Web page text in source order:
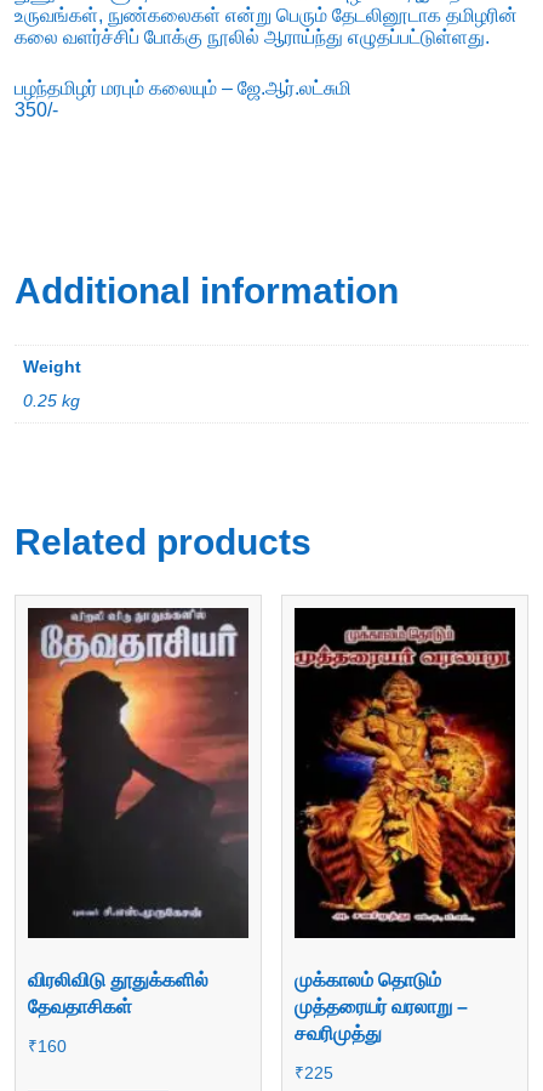
உருவங்கள், நுண்கலைகள் என்று பெரும் தேடலினூடாக தமிழரின்
கலை வளர்ச்சிப் போக்கு நூலில் ஆராய்ந்து எழுதப்பட்டுள்ளது.
பழந்தமிழர் மரபும் கலையும் – ஜே.ஆர்.லட்சுமி
350/-
Additional information
Weight
0.25 kg
Related products
விரலிவிடு தூதுக்களில்
தேவதாசிகள்
₹160
முக்காலம் தொடும்
முத்தரையர் வரலாறு –
சவரிமுத்து
₹225